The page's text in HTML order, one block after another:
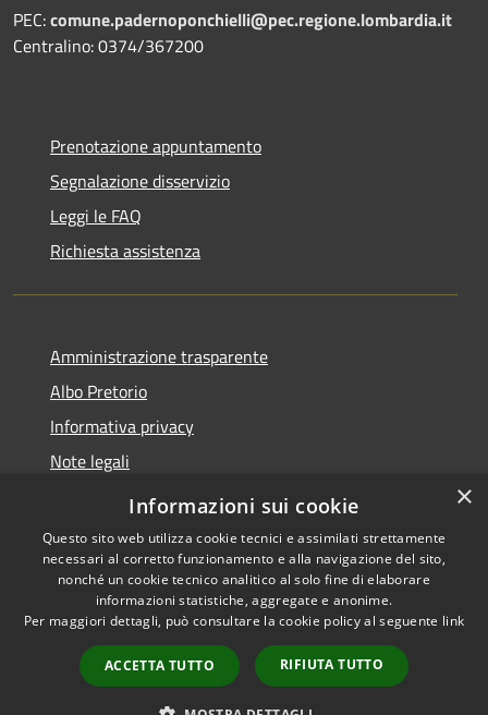
PEC:comune.padernoponchielli@pec.regione.lombardia.it
Centralino: 0374/367200
Prenotazione appuntamento
Segnalazione disservizio
Leggi le FAQ
Richiesta assistenza
Amministrazione trasparente
Albo Pretorio
Informativa privacy
Note legali
Dichiarazione di accessibilità 2025
Accessibilità
Copyright © 2026 • Comune di
Paderno Ponchielli • Powered
byMunicipium
Accesso
redazione
×
Informazioni sui cookie
Questo sito web utilizza cookie tecnici e assimilati strettamente
necessari al corretto funzionamento e alla navigazione del sito,
nonché un cookie tecnico analitico al solo fine di elaborare
informazioni statistiche, aggregate e anonime.
Per maggiori dettagli, può consultare la cookie policy al seguente link
ACCETTA TUTTO RIFIUTA TUTTO